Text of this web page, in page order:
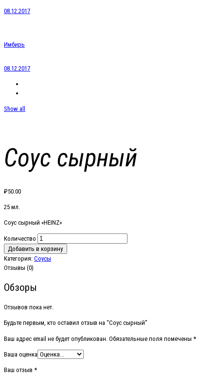
08.12.2017
Имбирь
08.12.2017
Show all
Соус сырный
₽50.00
25 мл.
Соус сырный «HEINZ»
Количество
Добавить в корзину
Категория: Соусы
Отзывы (0)
Обзоры
Отзывов пока нет.
Будьте первым, кто оставил отзыв на “Соус сырный”
Ваш адрес email не будет опубликован. Обязательные поля помечены *
Ваша оценка
Ваш отзыв *